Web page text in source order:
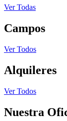
Ver Todas
Campos
Ver Todos
Alquileres
Ver Todos
Nuestra